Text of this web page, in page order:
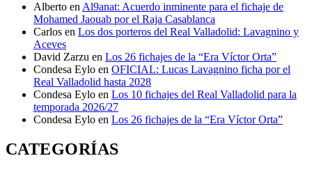
Alberto enAl9anat: Acuerdo inminente para el fichaje de
Mohamed Jaouab por el Raja Casablanca
Carlos en Los dos porteros del Real Valladolid: Lavagnino y
Aceves
David Zarzu en Los 26 fichajes de la “Era Víctor Orta”
Condesa Eylo en OFICIAL: Lucas Lavagnino ficha por el
Real Valladolid hasta 2028
Condesa Eylo en Los 10 fichajes del Real Valladolid para la
temporada 2026/27
Condesa Eylo en Los 26 fichajes de la “Era Víctor Orta”
CATEGORÍAS